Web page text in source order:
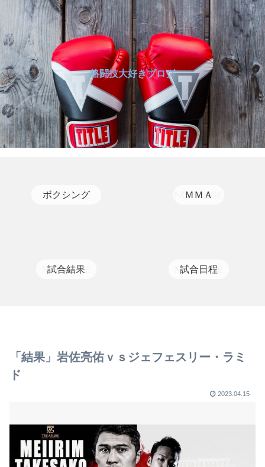
格闘技大好きブログ
ボクシング ＭＭＡ
試合結果 試合日程
「結果」岩佐亮佑ｖｓジェフェスリー・ラミ
ド
2023.04.15